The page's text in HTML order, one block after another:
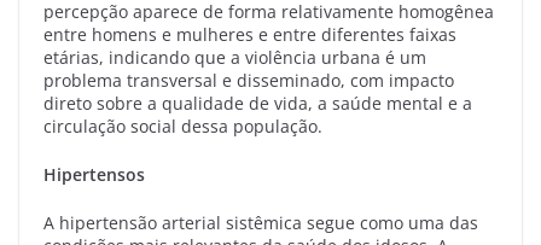
percepção aparece de forma relativamente homogênea
entre homens e mulheres e entre diferentes faixas
etárias, indicando que a violência urbana é um
problema transversal e disseminado, com impacto
direto sobre a qualidade de vida, a saúde mental e a
circulação social dessa população.
Hipertensos
A hipertensão arterial sistêmica segue como uma das